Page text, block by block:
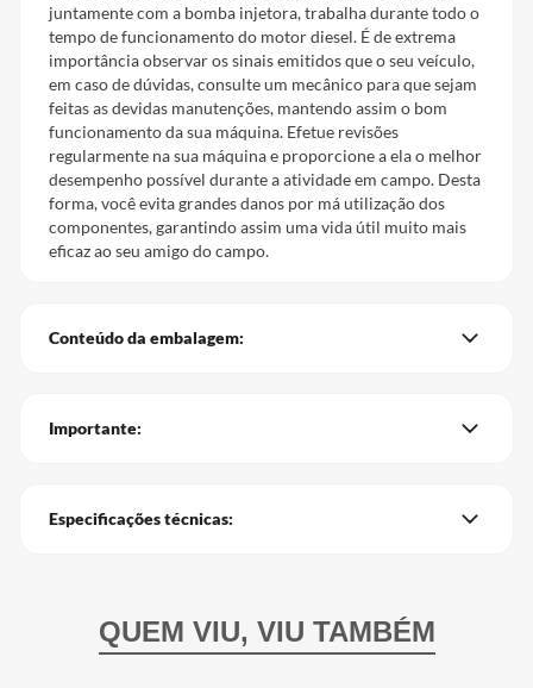
juntamente com a bomba injetora, trabalha durante todo o
tempo de funcionamento do motor diesel. É de extrema
importância observar os sinais emitidos que o seu veículo,
em caso de dúvidas, consulte um mecânico para que sejam
feitas as devidas manutenções, mantendo assim o bom
funcionamento da sua máquina. Efetue revisões
regularmente na sua máquina e proporcione a ela o melhor
desempenho possível durante a atividade em campo. Desta
forma, você evita grandes danos por má utilização dos
componentes, garantindo assim uma vida útil muito mais
eficaz ao seu amigo do campo.
Conteúdo da embalagem:
Importante:
Especificações técnicas: